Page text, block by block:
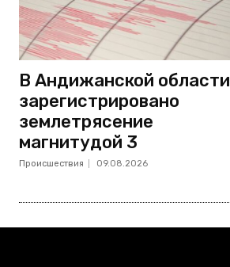
В Андижанской области
зарегистрировано
землетрясение
магнитудой 3
Происшествия 09.08.2026